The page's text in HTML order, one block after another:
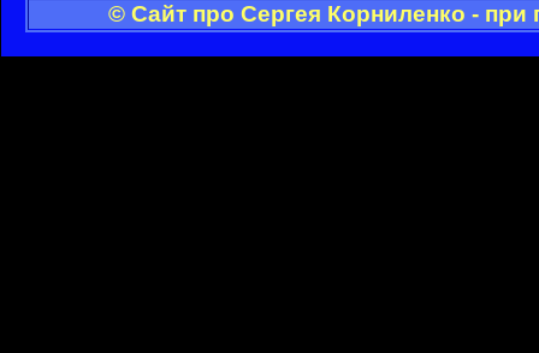
© Сайт про Сергея Корниленко -